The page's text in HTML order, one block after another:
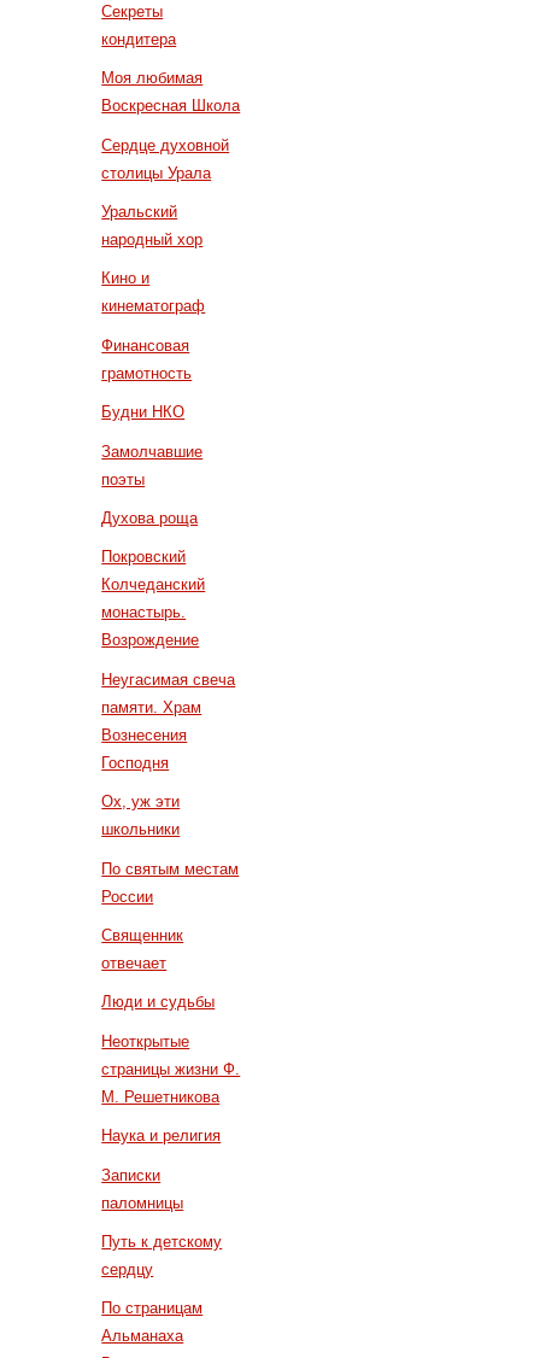
Секреты
кондитера
Моя любимая
Воскресная Школа
Сердце духовной
столицы Урала
Уральский
народный хор
Кино и
кинематограф
Финансовая
грамотность
Будни НКО
Замолчавшие
поэты
Духова роща
Покровский
Колчеданский
монастырь.
Возрождение
Неугасимая свеча
памяти. Храм
Вознесения
Господня
Ох, уж эти
школьники
По святым местам
России
Священник
отвечает
Люди и судьбы
Неоткрытые
страницы жизни Ф.
М. Решетникова
Наука и религия
Записки
паломницы
Путь к детскому
сердцу
По страницам
Альманаха